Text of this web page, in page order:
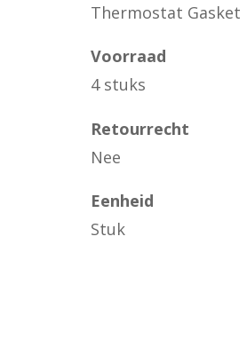
Thermostat Gasket
Voorraad
4 stuks
Retourrecht
Nee
Eenheid
Stuk